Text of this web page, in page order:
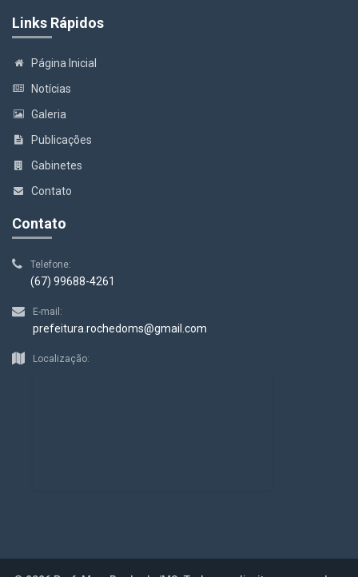
Links Rápidos
Página Inicial
Notícias
Galeria
Publicações
Gabinetes
Contato
Contato
Telefone:
(67) 99688-4261
E-mail:
prefeitura.rochedoms@gmail.com
Localização: